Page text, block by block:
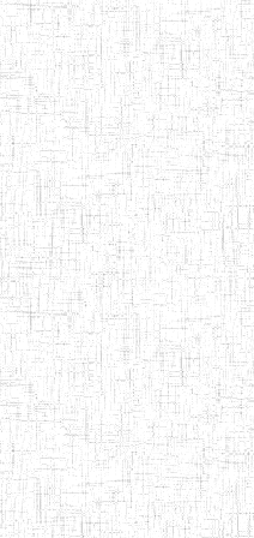
7 sur 13 Total: 307
2 3 4 5 6
7